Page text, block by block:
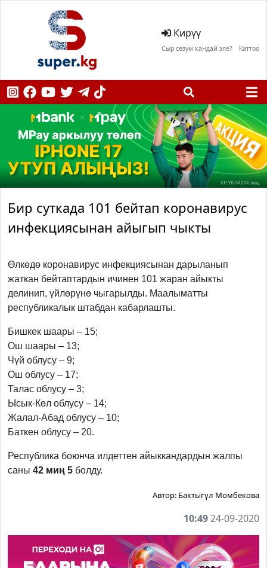
Кирүү
Сыр сөзүм кандай эле? Каттоо
Бир суткада 101 бейтап коронавирус
инфекциясынан айыгып чыкты
Өлкөдө коронавирус инфекциясынан дарыланып
жаткан бейтаптардын ичинен 101 жаран айыкты
делинип, үйлөрүнө чыгарылды. Маалыматты
республикалык штабдан кабарлашты.
Бишкек шаары – 15;
Ош шаары – 13;
Чүй облусу – 9;
Ош облусу – 17;
Талас облусу – 3;
Ысык-Көл облусу – 14;
Жалал-Абад облусу – 10;
Баткен облусу – 20.
Республика боюнча илдеттен айыккандардын жалпы
саны 42 миң 5 болду.
Автор: Бактыгүл Момбекова
10:4924-09-2020